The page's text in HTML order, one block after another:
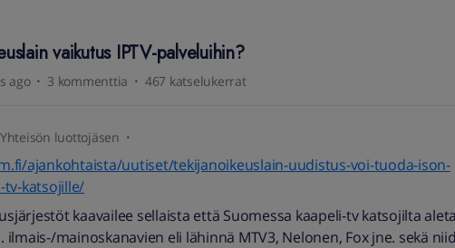
vaikutus IPTV-palveluihin?
ago 3 kommenttia 467 katselukerrat
luottojäsen
ajankohtaista/uutiset/tekijanoikeuslain-uudistus-voi-tuoda-ison-
katsojille/
kaavailee sellaista että Suomessa kaapeli-tv katsojilta
ilmais-/mainoskanavien eli lähinnä MTV3, Nelonen, Fox jne. sekä